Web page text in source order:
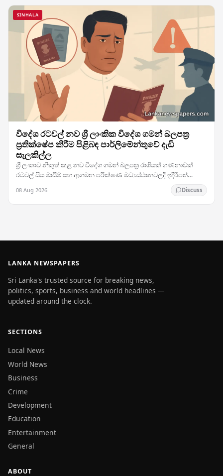
SINHALA
විදේශ රටවල් නව ශ්‍රී ලාංකික විදේශ ගමන් බලපත්‍ර
ප්‍රතික්ෂේප කිරීම පිළිබඳ පාර්ලිමේන්තුවේ දැඩි
සැලකිල්ල
ශ්‍රී ලංකාව නිකුත් කළ නව විදේශ ගමන් බලපත්‍ර රාශියක් ගණනාවක්
රටවල් සිය මායිම් සහ ආගමන පරීක්ෂණ මධ්‍යස්ථානවලදී ඉදිරිපත්
08 Aug 2026 Discuss
LANKA NEWSPAPERS
Sri Lanka's trusted source for breaking news,
politics, sports, business and world headlines —
updated around the clock.
SECTIONS
Local News
World News
Business
Crime
Development
Education
Entertainment
General
ABOUT